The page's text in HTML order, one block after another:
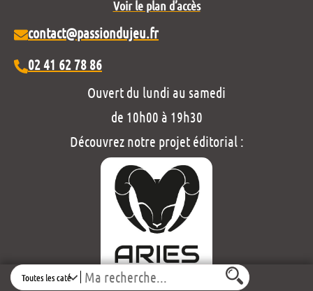
Search
Voir le plan d’accès
contact@passiondujeu.fr
02 41 62 78 86
Ouvert du lundi au samedi
de 10h00 à 19h30
Découvrez notre projet éditorial :
Mentions légales et politique de confidentialité